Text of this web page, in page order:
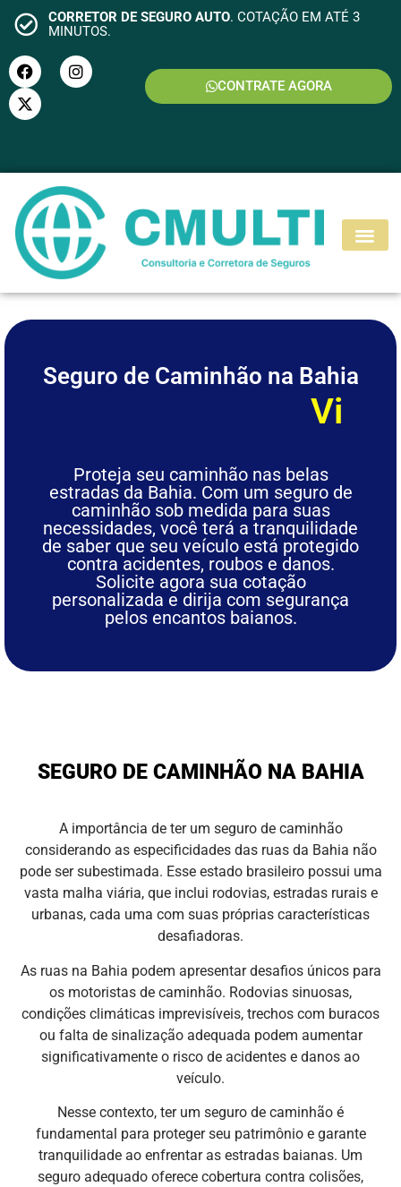
CORRETOR DE SEGURO AUTO. COTAÇÃO EM ATÉ 3
MINUTOS.
CONTRATE AGORA
SEGURO MOTO
Seguro de Caminhão na Bahia
ota
Proteja seu caminhão nas belas
estradas da Bahia. Com um seguro de
caminhão sob medida para suas
necessidades, você terá a tranquilidade
de saber que seu veículo está protegido
contra acidentes, roubos e danos.
Solicite agora sua cotação
personalizada e dirija com segurança
pelos encantos baianos.
SEGURO DE CAMINHÃO NA BAHIA
A importância de ter um seguro de caminhão
considerando as especificidades das ruas da Bahia não
pode ser subestimada. Esse estado brasileiro possui uma
vasta malha viária, que inclui rodovias, estradas rurais e
urbanas, cada uma com suas próprias características
desafiadoras.
As ruas na Bahia podem apresentar desafios únicos para
os motoristas de caminhão. Rodovias sinuosas,
condições climáticas imprevisíveis, trechos com buracos
ou falta de sinalização adequada podem aumentar
significativamente o risco de acidentes e danos ao
veículo.
Nesse contexto, ter um seguro de caminhão é
fundamental para proteger seu patrimônio e garante
tranquilidade ao enfrentar as estradas baianas. Um
seguro adequado oferece cobertura contra colisões,